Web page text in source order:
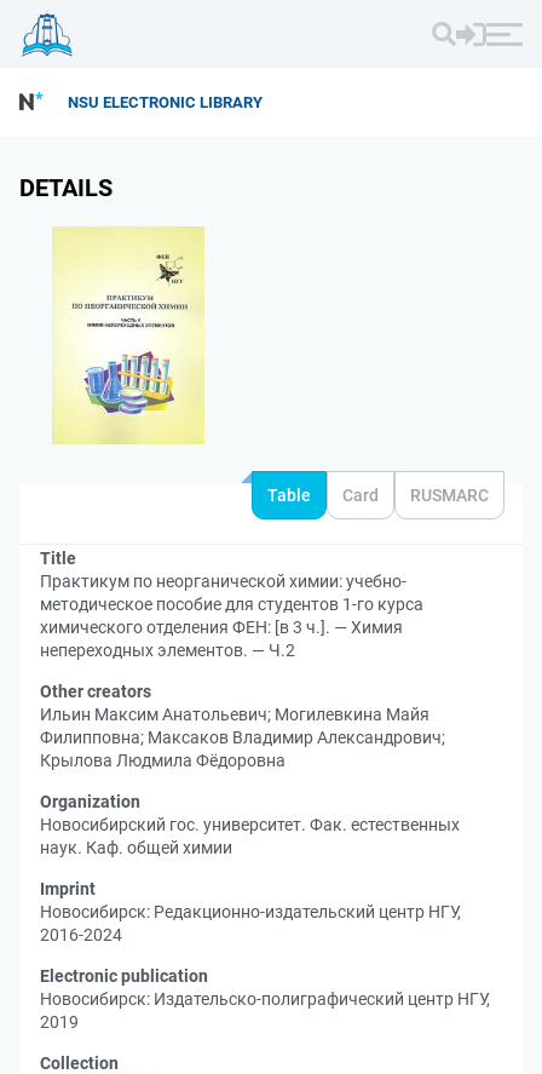
NSU ELECTRONIC LIBRARY
DETAILS
Table Card RUSMARC
Title
Практикум по неорганической химии: учебно-
методическое пособие для студентов 1-го курса
химического отделения ФЕН: [в 3 ч.]. — Химия
непереходных элементов. — Ч.2
Other creators
Ильин Максим Анатольевич; Могилевкина Майя
Филипповна; Максаков Владимир Александрович;
Крылова Людмила Фёдоровна
Organization
Новосибирский гос. университет. Фак. естественных
наук. Каф. общей химии
Imprint
Новосибирск: Редакционно-издательский центр НГУ,
2016-2024
Electronic publication
Новосибирск: Издательско-полиграфический центр НГУ,
2019
Collection